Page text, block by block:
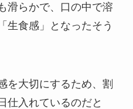
滑らかで、口の中で溶
生食感」となったそう
を大切にするため、割
仕入れているのだと